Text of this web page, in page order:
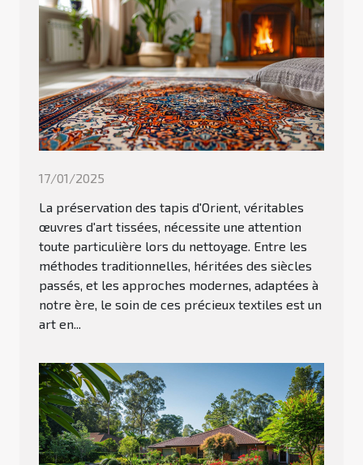
17/01/2025
La préservation des tapis d'Orient, véritables
œuvres d'art tissées, nécessite une attention
toute particulière lors du nettoyage. Entre les
méthodes traditionnelles, héritées des siècles
passés, et les approches modernes, adaptées à
notre ère, le soin de ces précieux textiles est un
art en...